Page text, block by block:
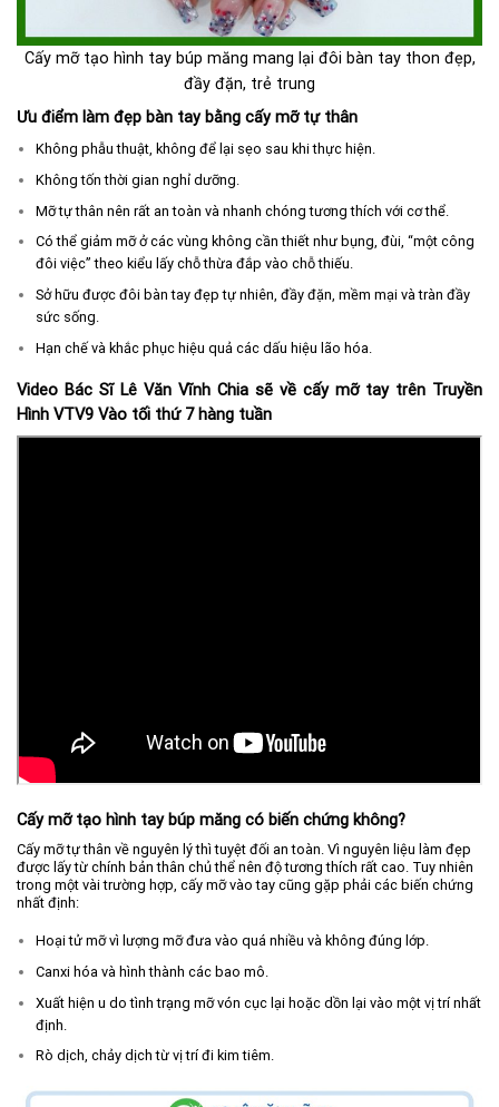
Cấy mỡ tạo hình tay búp măng mang lại đôi bàn tay thon đẹp,
đầy đặn, trẻ trung
Ưu điểm làm đẹp bàn tay bằng cấy mỡ tự thân
Không phẫu thuật, không để lại sẹo sau khi thực hiện.
Không tốn thời gian nghỉ dưỡng.
Mỡ tự thân nên rất an toàn và nhanh chóng tương thích với cơ thể.
Có thể giảm mỡ ở các vùng không cần thiết như bụng, đùi, “một công
đôi việc” theo kiểu lấy chỗ thừa đắp vào chỗ thiếu.
Sở hữu được đôi bàn tay đẹp tự nhiên, đầy đặn, mềm mại và tràn đầy
sức sống.
Hạn chế và khắc phục hiệu quả các dấu hiệu lão hóa.
Video Bác Sĩ Lê Văn Vĩnh Chia sẽ về cấy mỡ tay trên Truyền
Hình VTV9 Vào tối thứ 7 hàng tuần
Cấy mỡ tạo hình tay búp măng có biến chứng không?
Cấy mỡ tự thân về nguyên lý thì tuyệt đối an toàn. Vì nguyên liệu làm đẹp
được lấy từ chính bản thân chủ thể nên độ tương thích rất cao. Tuy nhiên
trong một vài trường hợp, cấy mỡ vào tay cũng gặp phải các biến chứng
nhất định:
Hoại tử mỡ vì lượng mỡ đưa vào quá nhiều và không đúng lớp.
Canxi hóa và hình thành các bao mô.
Xuất hiện u do tình trạng mỡ vón cục lại hoặc dồn lại vào một vị trí nhất
định.
Rò dịch, chảy dịch từ vị trí đi kim tiêm.